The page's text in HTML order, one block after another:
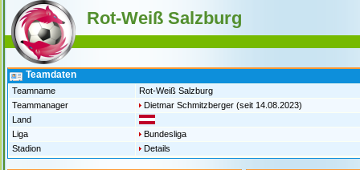
Rot-Weiß Salzburg
Teamdaten
Teamname
Rot-Weiß Salzburg
Teammanager
Dietmar Schmitzberger (seit 14.08.2023)
Land
Liga
Bundesliga
Stadion
Details